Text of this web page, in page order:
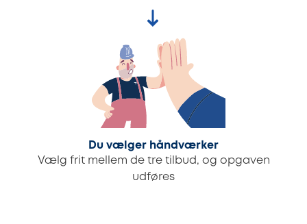
Du vælger håndværker
Vælg frit mellem de tre tilbud, og opgaven
udføres